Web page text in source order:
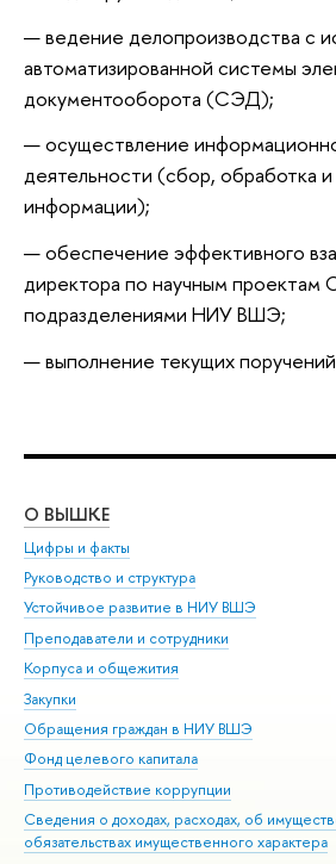
ведение делопроизводства с
автоматизированной системы
документооборота (СЭД);
осуществление
деятельности (сбор, обработка
информации);
обеспечение эффективного
директора по научным проектам
подразделениями НИУ ВШЭ;
выполнение текущих
О ВЫШКЕ
Цифры и факты
Руководство и структура
Устойчивое развитие в НИУ ВШЭ
Преподаватели и сотрудники
Корпуса и общежития
Закупки
Обращения граждан в НИУ ВШЭ
Фонд целевого капитала
Противодействие коррупции
Сведения о доходах, расходах, об
обязательствах имущественного характера